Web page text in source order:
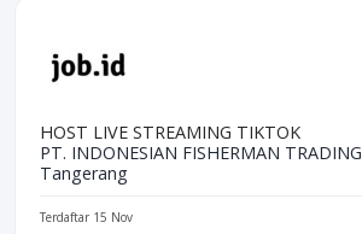
HOST LIVE STREAMING TIKTOK
PT. INDONESIAN FISHERMAN TRADING
Tangerang
Terdaftar 15 Nov